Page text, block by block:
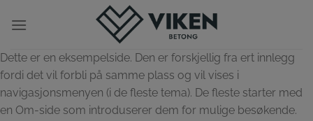
Dette er en eksempelside. Den er forskjellig fra ert innlegg
fordi det vil forbli på samme plass og vil vises i
navigasjonsmenyen (i de fleste tema). De fleste starter med
en Om-side som introduserer dem for mulige besøkende.